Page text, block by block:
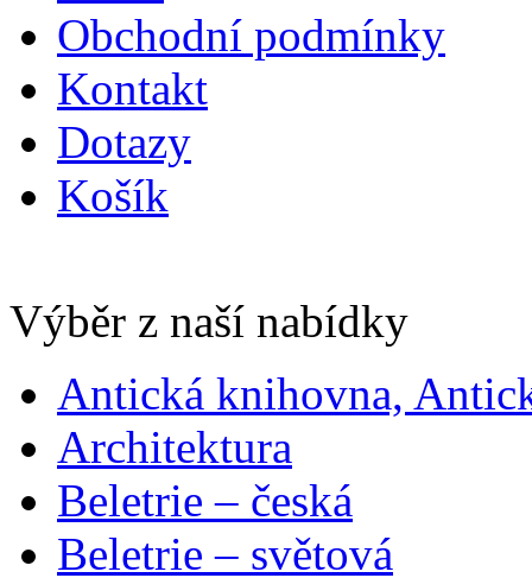
Obchodní podmínky
Kontakt
Dotazy
Košík
Výběr z naší nabídky
Antická knihovna,
Architektura
Beletrie – česká
Beletrie – světová